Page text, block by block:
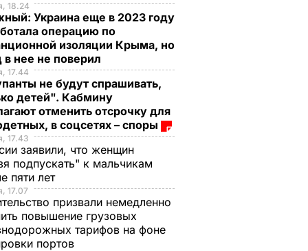
18.24
Украина еще в 2023 году
операцию по
изоляции Крыма, но
в нее не поверил
17.44
не будут спрашивать,
детей". Кабмину
отменить отсрочку для
в соцсетях – споры
17.43
заявили, что женщин
подпускать" к мальчикам
пяти лет
17.07
призвали немедленно
повышение грузовых
тарифов на фоне
портов